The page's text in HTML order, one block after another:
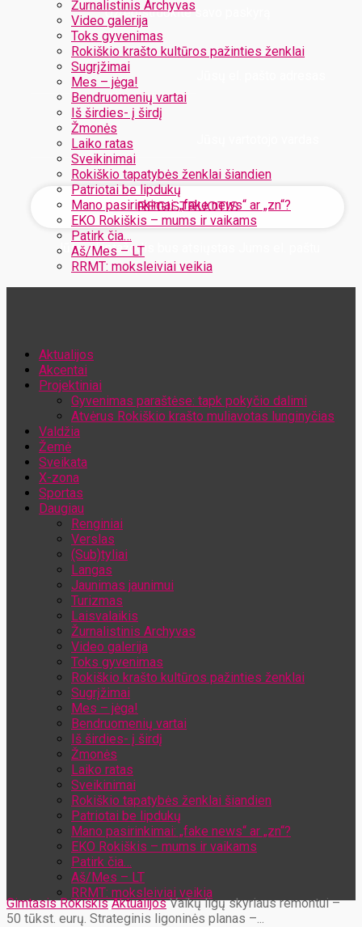
Žurnalistinis Archyvas
Video galerija
Toks gyvenimas
Rokiškio krašto kultūros pažinties ženklai
Sugrįžimai
Mes – jėga!
Bendruomenių vartai
Iš širdies- į širdį
Žmonės
Laiko ratas
Sveikinimai
Rokiškio tapatybės ženklai šiandien
Patriotai be lipdukų
Mano pasirinkimai: „fake news“ ar „zn“?
EKO Rokiškis – mums ir vaikams
Patirk čia…
Aš/Mes – LT
RRMT: moksleiviai veikia
Užregistruokite savo paskyrą
Jūsų slaptažodis bus atsiųstas Jums el. paštu
Aktualijos
Akcentai
Projektiniai
Gyvenimas paraštėse: tapk pokyčio dalimi
Atvėrus Rokiškio krašto muliavotas lunginyčias
Valdžia
Žemė
Sveikata
X-zona
Sportas
Daugiau
Renginiai
Verslas
(Sub)tyliai
Langas
Jaunimas jaunimui
Turizmas
Laisvalaikis
Žurnalistinis Archyvas
Video galerija
Toks gyvenimas
Rokiškio krašto kultūros pažinties ženklai
Sugrįžimai
Mes – jėga!
Bendruomenių vartai
Iš širdies- į širdį
Žmonės
Laiko ratas
Sveikinimai
Rokiškio tapatybės ženklai šiandien
Patriotai be lipdukų
Mano pasirinkimai: „fake news“ ar „zn“?
EKO Rokiškis – mums ir vaikams
Patirk čia…
Aš/Mes – LT
RRMT: moksleiviai veikia
Gimtasis Rokiškis Aktualijos Vaikų ligų skyriaus remontui –
50 tūkst. eurų. Strateginis ligoninės planas –...